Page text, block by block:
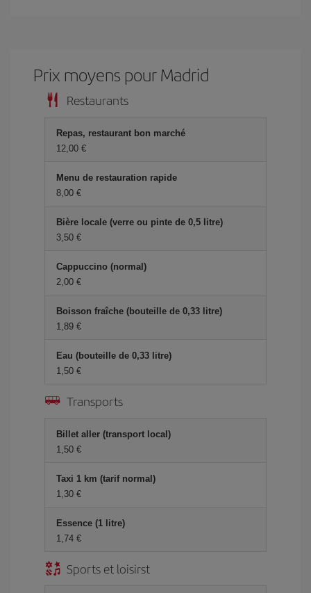
Prix ​​moyens pour Madrid
Restaurants
Repas, restaurant bon marché
12,00 €
Menu de restauration rapide
8,00 €
Bière locale (verre ou pinte de 0,5 litre)
3,50 €
Cappuccino (normal)
2,00 €
Boisson fraîche (bouteille de 0,33 litre)
1,89 €
Eau (bouteille de 0,33 litre)
1,50 €
Transports
Billet aller (transport local)
1,50 €
Taxi 1 km (tarif normal)
1,30 €
Essence (1 litre)
1,74 €
Sports et loisirst